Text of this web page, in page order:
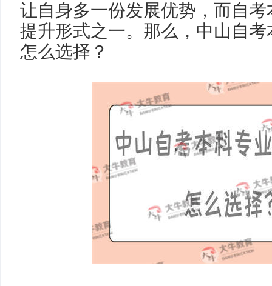
让自身多一份发展优势，而自
提升形式之一。那么，中山自
怎么选择？